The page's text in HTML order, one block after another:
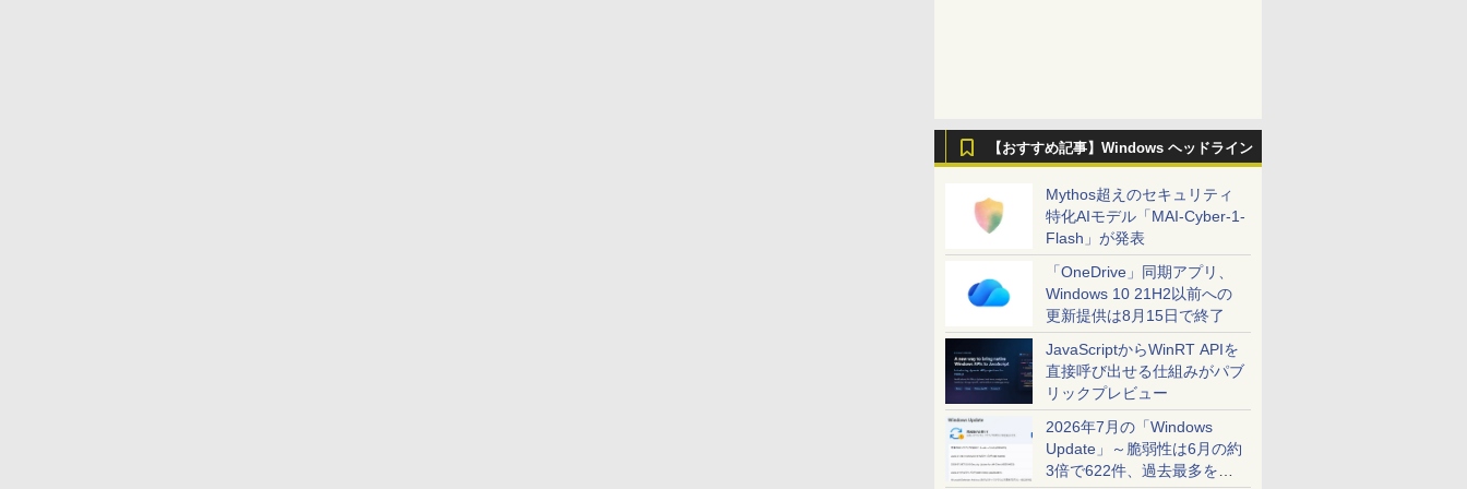
【おすすめ記事】Windows ヘッドライン
Mythos超えのセキュリティ
特化AIモデル「MAI-Cyber-1-
Flash」が発表
「OneDrive」同期アプリ、
Windows 10 21H2以前への
更新提供は8月15日で終了
JavaScriptからWinRT APIを
直接呼び出せる仕組みがパブ
リックプレビュー
2026年7月の「Windows
Update」～脆弱性は6月の約
3倍で622件、過去最多を大